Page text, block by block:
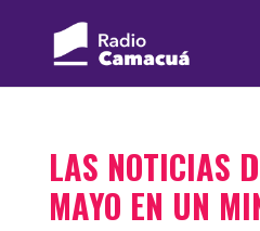
LAS NOTICIAS
MAYO EN UN